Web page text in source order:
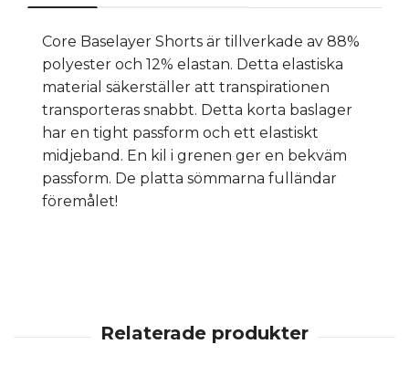
Core Baselayer Shorts är tillverkade av 88%
polyester och 12% elastan. Detta elastiska
material säkerställer att transpirationen
transporteras snabbt. Detta korta baslager
har en tight passform och ett elastiskt
midjeband. En kil i grenen ger en bekväm
passform. De platta sömmarna fulländar
föremålet!